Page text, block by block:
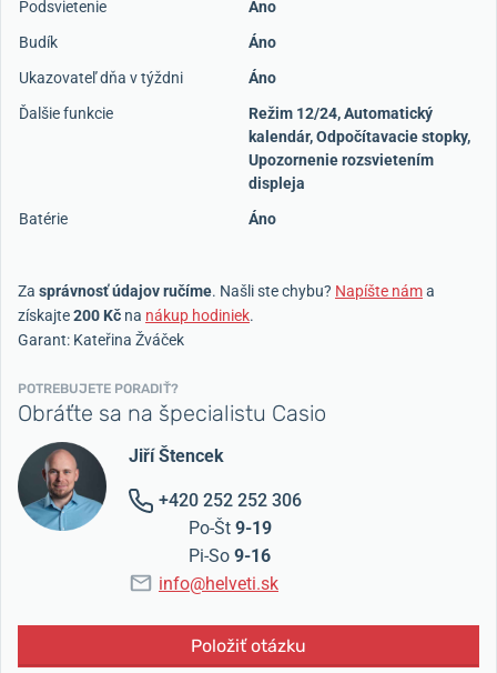
Podsvietenie
Áno
Budík
Áno
Ukazovateľ dňa v týždni
Áno
Ďalšie funkcie
Režim 12/24, Automatický
kalendár, Odpočítavacie stopky,
Upozornenie rozsvietením
displeja
Batérie
Áno
Za správnosť údajov ručíme. Našli ste chybu? Napíšte náma
získajte200 Kč na nákup hodiniek.
Garant: Kateřina Žváček
POTREBUJETE PORADIŤ?
Obráťte sa na špecialistu Casio
Jiří Štencek
+420 252 252 306
Po-Št 9-19
Pi-So 9-16
info@helveti.sk
Položiť otázku